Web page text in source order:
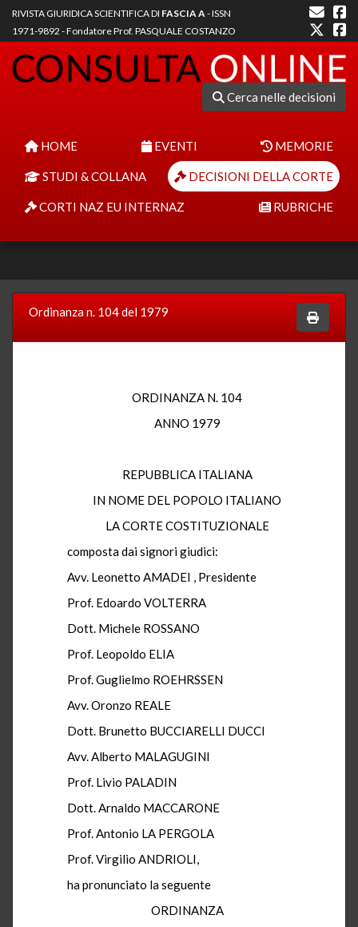
RIVISTA GIURIDICA SCIENTIFICA DI FASCIA A- ISSN
1971-9892 - Fondatore Prof. PASQUALE COSTANZO
Cerca nelle decisioni
HOME EVENTI MEMORIE
STUDI & COLLANA DECISIONI DELLA CORTE
CORTI NAZ EU INTERNAZ RUBRICHE
Ordinanza n. 104 del 1979
ORDINANZA N. 104
ANNO 1979
REPUBBLICA ITALIANA
IN NOME DEL POPOLO ITALIANO
LA CORTE COSTITUZIONALE
composta dai signori giudici:
Avv. Leonetto AMADEI , Presidente
Prof. Edoardo VOLTERRA
Dott. Michele ROSSANO
Prof. Leopoldo ELIA
Prof. Guglielmo ROEHRSSEN
Avv. Oronzo REALE
Dott. Brunetto BUCCIARELLI DUCCI
Avv. Alberto MALAGUGINI
Prof. Livio PALADIN
Dott. Arnaldo MACCARONE
Prof. Antonio LA PERGOLA
Prof. Virgilio ANDRIOLI,
ha pronunciato la seguente
ORDINANZA